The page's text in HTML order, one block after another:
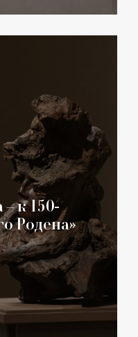
к 150-
Родена»